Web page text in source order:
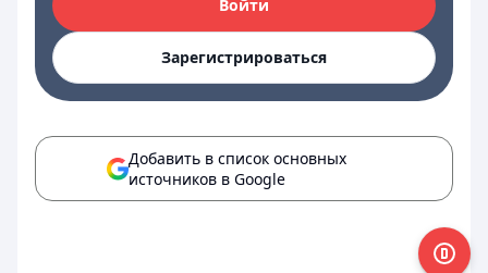
Войти
Зарегистрироваться
Добавить в список основных
источников в Google